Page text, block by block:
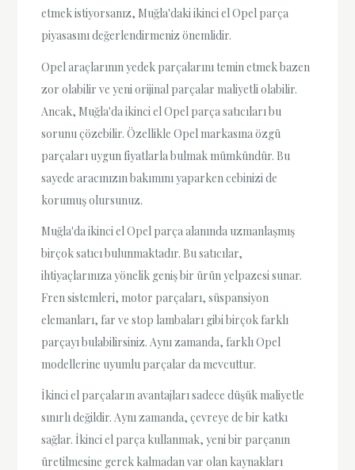
etmek istiyorsanız, Muğla'daki ikinci el Opel parça
piyasasını değerlendirmeniz önemlidir.
Opel araçlarının yedek parçalarını temin etmek bazen
zor olabilir ve yeni orijinal parçalar maliyetli olabilir.
Ancak, Muğla'da ikinci el Opel parça satıcıları bu
sorunu çözebilir. Özellikle Opel markasına özgü
parçaları uygun fiyatlarla bulmak mümkündür. Bu
sayede aracınızın bakımını yaparken cebinizi de
korumuş olursunuz.
Muğla'da ikinci el Opel parça alanında uzmanlaşmış
birçok satıcı bulunmaktadır. Bu satıcılar,
ihtiyaçlarınıza yönelik geniş bir ürün yelpazesi sunar.
Fren sistemleri, motor parçaları, süspansiyon
elemanları, far ve stop lambaları gibi birçok farklı
parçayı bulabilirsiniz. Aynı zamanda, farklı Opel
modellerine uyumlu parçalar da mevcuttur.
İkinci el parçaların avantajları sadece düşük maliyetle
sınırlı değildir. Aynı zamanda, çevreye de bir katkı
sağlar. İkinci el parça kullanmak, yeni bir parçanın
üretilmesine gerek kalmadan var olan kaynakları